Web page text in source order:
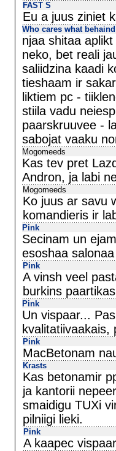
FAST S
Eu a juus ziniet
Who cares what behaind
njaa shitaa
neko, bet reali
saliidzina kaadi
tieshaam ir
liktiem pc -
stiila vadu
paarskruuvee -
sabojat vaaku
Mogomeeds
Kas tev pret
Andron, ja labi
Mogomeeds
Ko juus ar savu
komandieris ir
Pink
Secinam un
esoshaa
Pink
A vinsh veel
burkins
Pink
Un vispaar...
Pink
MacBetonam
Krasts
Kas betonamir
ja kantorii
smaidigu TUXi
pilniigi lieki.
Pink
A kaapec